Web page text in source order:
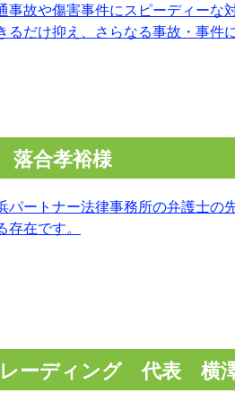
事故や傷害事件にスピーディーな
るだけ抑え、さらなる事故・事件
合孝裕様
パートナー法律事務所の弁護士の
存在です。
レーディング 代表 横